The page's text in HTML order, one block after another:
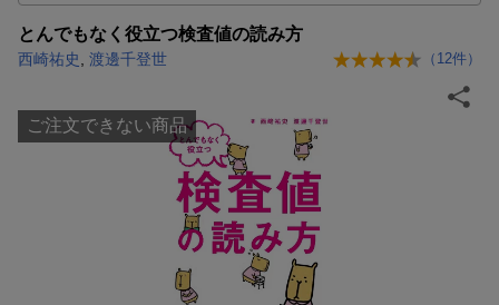
とんでもなく役立つ検査値の読み方
西崎祐史, 渡邊千登世 （ 12件）
ご注文できない商品